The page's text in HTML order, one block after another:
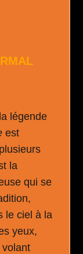
légende
est
la
qui se
le ciel à la
yeux,